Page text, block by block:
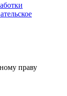
праву